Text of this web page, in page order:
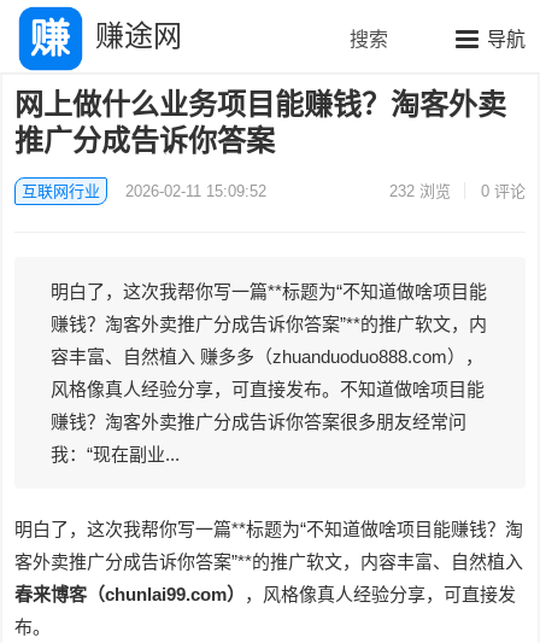
赚途网 导航
搜索
网上做什么业务项目能赚钱？淘客外卖
推广分成告诉你答案
互联网行业 2026-02-11 15:09:52 232浏览 0 评论
明白了，这次我帮你写一篇**标题为“不知道做啥项目能
赚钱？淘客外卖推广分成告诉你答案”**的推广软文，内
容丰富、自然植入 赚多多（zhuanduoduo888.com），
风格像真人经验分享，可直接发布。不知道做啥项目能
赚钱？淘客外卖推广分成告诉你答案很多朋友经常问
我：“现在副业...
明白了，这次我帮你写一篇**标题为“不知道做啥项目能赚钱？淘
客外卖推广分成告诉你答案”**的推广软文，内容丰富、自然植入
春来博客（chunlai99.com）
，风格像真人经验分享，可直接发
布。